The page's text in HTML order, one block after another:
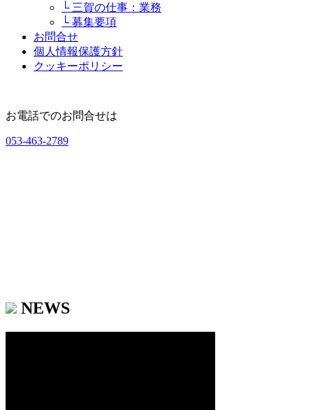
└ 三賀の仕事：業務
└ 募集要項
お問合せ
個人情報保護方針
クッキーポリシー
お電話でのお問合せは
053-463-2789
NEWS